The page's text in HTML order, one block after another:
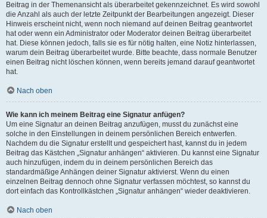
Beitrag in der Themenansicht als überarbeitet gekennzeichnet. Es wird sowohl
die Anzahl als auch der letzte Zeitpunkt der Bearbeitungen angezeigt. Dieser
Hinweis erscheint nicht, wenn noch niemand auf deinen Beitrag geantwortet
hat oder wenn ein Administrator oder Moderator deinen Beitrag überarbeitet
hat. Diese können jedoch, falls sie es für nötig halten, eine Notiz hinterlassen,
warum dein Beitrag überarbeitet wurde. Bitte beachte, dass normale Benutzer
einen Beitrag nicht löschen können, wenn bereits jemand darauf geantwortet
hat.
Nach oben
Wie kann ich meinem Beitrag eine Signatur anfügen?
Um eine Signatur an deinen Beitrag anzufügen, musst du zunächst eine
solche in den Einstellungen in deinem persönlichen Bereich entwerfen.
Nachdem du die Signatur erstellt und gespeichert hast, kannst du in jedem
Beitrag das Kästchen „Signatur anhängen“ aktivieren. Du kannst eine Signatur
auch hinzufügen, indem du in deinem persönlichen Bereich das
standardmäßige Anhängen deiner Signatur aktivierst. Wenn du einen
einzelnen Beitrag dennoch ohne Signatur verfassen möchtest, so kannst du
dort einfach das Kontrollkästchen „Signatur anhängen“ wieder deaktivieren.
Nach oben